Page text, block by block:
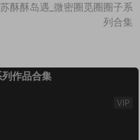
酥酥岛遇_微密圈觅圈圈子系
列合集
作品合集
VIP